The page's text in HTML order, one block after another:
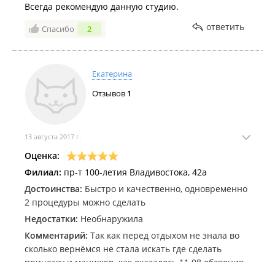
Всегда рекомендую данную студию.
Спасибо 2 ответить
Екатерина
Отзывов 1
13 августа 2017 г.
Оценка:
Филиал: пр-т 100-летия Владивостока, 42а
Достоинства: Быстро и качественно, одновременно
2 процедуры можно сделать
Недостатки: Необнаружила
Комментарий: Так как перед отдыхом не знала во
сколько вернёмся не стала искать где сделать